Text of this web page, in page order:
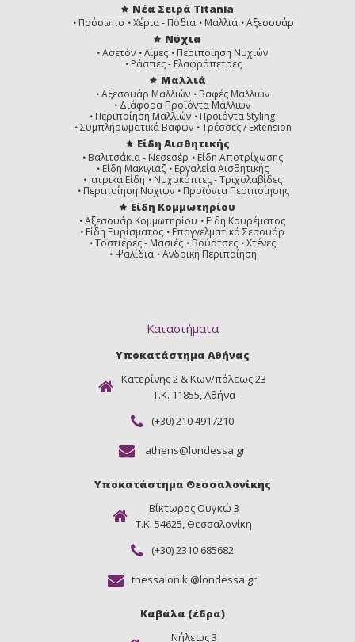
Νέα Σειρά Titania
Πρόσωπο Χέρια - Πόδια Μαλλιά Αξεσουάρ
Νύχια
Ασετόν Λίμες
Περιποίηση Νυχιών
Ράσπες - Ελαφρόπετρες
Μαλλιά
Αξεσουάρ Μαλλιών
Βαφές Μαλλιών
Διάφορα Προϊόντα Μαλλιών
Περιποίηση Μαλλιών
Προϊόντα Styling
Συμπληρωματικά Βαφών
Τρέσσες / Extension
Είδη Αισθητικής
Βαλιτσάκια - Νεσεσέρ
Είδη Αποτρίχωσης
Είδη Μακιγιάζ
Εργαλεία Αισθητικής
Ιατρικά Είδη
Νυχοκόπτες - Τριχολαβίδες
Περιποίηση Νυχιών
Προϊόντα Περιποίησης
Είδη Κομμωτηρίου
Αξεσουάρ Κομμωτηρίου
Είδη Κουρέματος
Είδη Ξυρίσματος
Επαγγελματικά Σεσουάρ
Τοστιέρες - Μασιές
Βούρτσες
Χτένες
Ψαλίδια
Ανδρική Περιποίηση
Καταστήματα
Υποκατάστημα Αθήνας
Κατερίνης 2 & Κων/πόλεως 23
Τ.Κ. 11855, Αθήνα
(+30) 210 4917210
athens@londessa.gr
Υποκατάστημα Θεσσαλονίκης
Βίκτωρος Ουγκώ 3
Τ.Κ. 54625, Θεσσαλονίκη
(+30) 2310 685682
thessaloniki@londessa.gr
Καβάλα (έδρα)
Νήλεως 3